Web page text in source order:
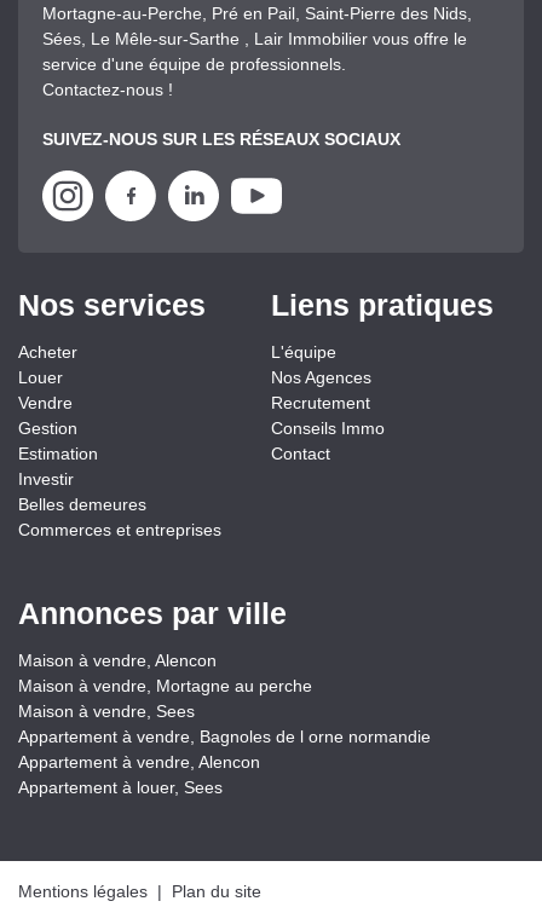
Mortagne-au-Perche, Pré en Pail, Saint-Pierre des Nids,
Sées, Le Mêle-sur-Sarthe , Lair Immobilier vous offre le
service d'une équipe de professionnels.
Contactez-nous !
SUIVEZ-NOUS SUR LES RÉSEAUX SOCIAUX
Nos services
Acheter
Louer
Vendre
Gestion
Estimation
Investir
Belles demeures
Commerces et entreprises
Liens pratiques
L'équipe
Nos Agences
Recrutement
Conseils Immo
Contact
Annonces par ville
Maison à vendre, Alencon
Maison à vendre, Mortagne au perche
Maison à vendre, Sees
Appartement à vendre, Bagnoles de l orne normandie
Appartement à vendre, Alencon
Appartement à louer, Sees
Mentions légales | Plan du site